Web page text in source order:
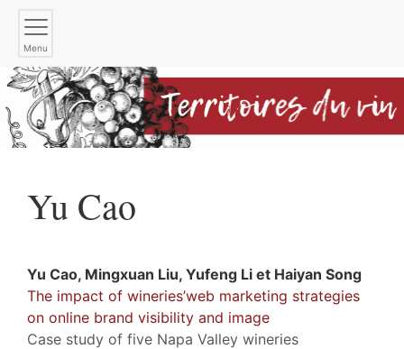
Menu
Yu Cao
Yu Cao, Mingxuan Liu, Yufeng Li et Haiyan Song
The impact of wineries’web marketing strategies
on online brand visibility and image
Case study of five Napa Valley wineries